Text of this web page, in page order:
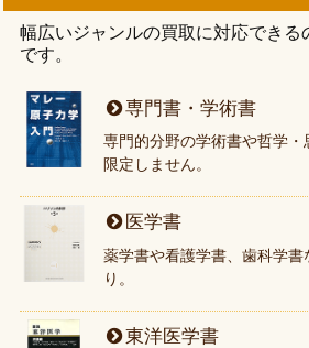
幅広いジャンルの買取に対応できる
です。
専門書・学術書
専門的分野の学術書や哲学
限定しません。
医学書
薬学書や看護学書、歯科学書
り。
東洋医学書